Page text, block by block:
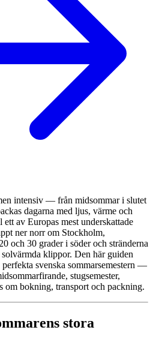
intensiv — från midsommar i slutet
dagarna med ljus, värme och
av Europas mest underskattade
ner norr om Stockholm,
och 30 grader i söder och stränderna
klippor. Den här guiden
svenska sommarsemestern —
stugsemester,
om bokning, transport och packning.
stora